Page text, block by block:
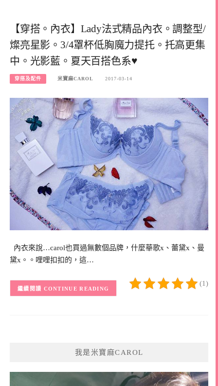
【穿搭。內衣】Lady法式精品內衣。調整型/
燦亮星影。3/4罩杯低胸魔力提托。托高更集
中。光影藍。夏天百搭色系♥
穿搭及配件 米寶麻CAROL 2017-03-14
內衣來說…carol也買過無數個品牌，什麼華歌x、蕾黛x、曼
黛x。。哩哩扣扣的，這…
(1)
CONTINUE READING
我是米寶麻CAROL